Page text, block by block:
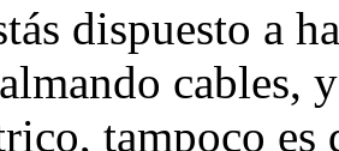
dispuesto a
cables,
tampoco es